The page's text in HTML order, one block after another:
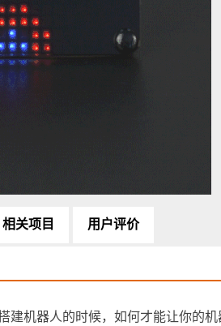
相关项目 用户评价
建机器人的时候，如何才能让你的